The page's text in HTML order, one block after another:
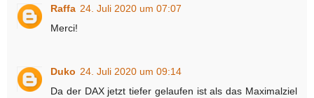
Raffa 24. Juli 2020 um 07:07
Merci!
Duko 24. Juli 2020 um 09:14
Da der DAX jetzt tiefer gelaufen ist als das Maximalziel